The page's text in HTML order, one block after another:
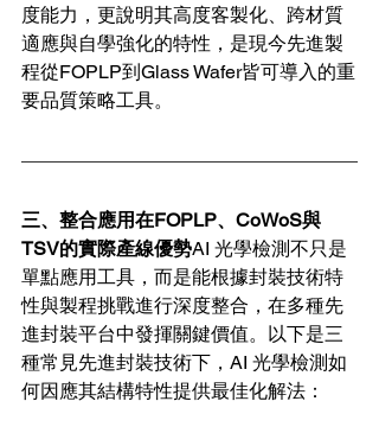
度能力，更說明其高度客製化、跨材質
適應與自學強化的特性，是現今先進製
程從FOPLP到Glass Wafer皆可導入的重
要品質策略工具。
三、整合應用在FOPLP、CoWoS與
TSV的實際產線優勢AI 光學檢測不只是
單點應用工具，而是能根據封裝技術特
性與製程挑戰進行深度整合，在多種先
進封裝平台中發揮關鍵價值。以下是三
種常見先進封裝技術下，AI 光學檢測如
何因應其結構特性提供最佳化解法：